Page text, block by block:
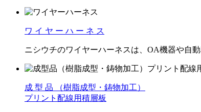
ワ イ ヤ ー ハ ー ネ ス
ニシウチのワイヤーハーネスは、OA機器や自
成 型 品
（樹脂成型・鋳物加工）
プリント配線用積層板